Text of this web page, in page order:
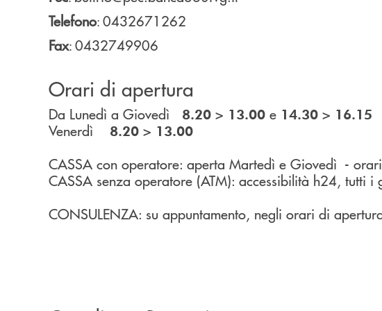
Telefono: 0432671262
Fax: 0432749906
Orari di apertura
Da Lunedì a Giovedì 8.20 > 13.00 e 14.30 > 16.15
Venerdì 8.20 > 13.00
CASSA con operatore: aperta Martedì e Giovedì -
CASSA senza operatore (ATM): accessibilità h24, tutti i
CONSULENZA: su appuntamento, negli orari di